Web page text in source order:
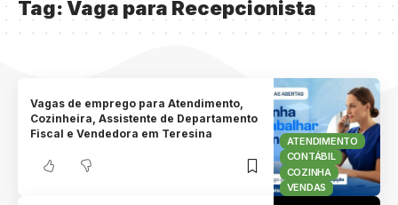
Tag:Vaga para Recepcionista
ATENDIMENTO
CONTÁBIL
COZINHA
VENDAS
Vagas de emprego para Atendimento,
Cozinheira, Assistente de Departamento
Fiscal e Vendedora em Teresina